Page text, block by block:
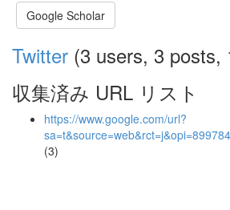
Google Scholar
Twitter (3 users, 3 posts,
収集済み URL リスト
https://www.google.com/url?
(3)